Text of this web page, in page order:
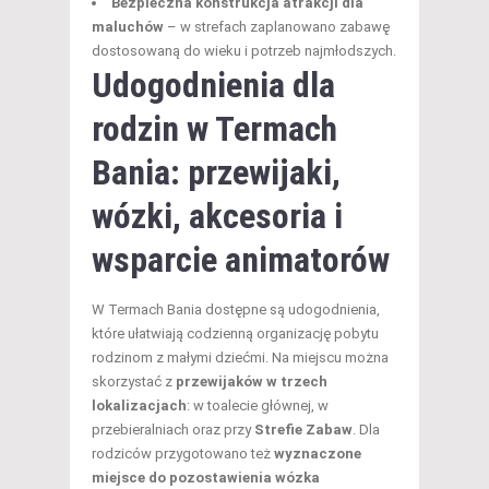
maluchów – w strefach zaplanowano zabawę
dostosowaną do wieku i potrzeb najmłodszych.
Udogodnienia dla
rodzin w Termach
Bania: przewijaki,
wózki, akcesoria i
wsparcie animatorów
W Termach Bania dostępne są udogodnienia,
które ułatwiają codzienną organizację pobytu
rodzinom z małymi dziećmi. Na miejscu można
skorzystać z przewijaków w trzech
lokalizacjach: w toalecie głównej, w
przebieralniach oraz przy Strefie Zabaw . Dla
rodziców przygotowano też wyznaczone
miejsce do pozostawienia wózka